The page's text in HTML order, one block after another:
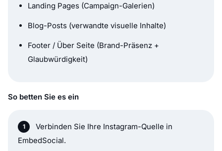
Landing Pages (Campaign-Galerien)
Blog-Posts (verwandte visuelle Inhalte)
Footer / Über Seite (Brand-Präsenz +
Glaubwürdigkeit)
So betten Sie es ein
Verbinden Sie Ihre Instagram-Quelle in
EmbedSocial.